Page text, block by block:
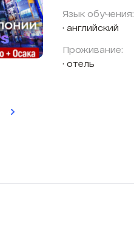
Язык обучения:
английский
Проживание:
отель